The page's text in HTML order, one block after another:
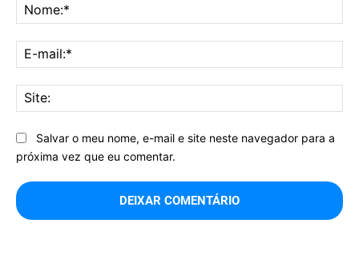
Salvar o meu nome, e-mail e site neste navegador para a
próxima vez que eu comentar.